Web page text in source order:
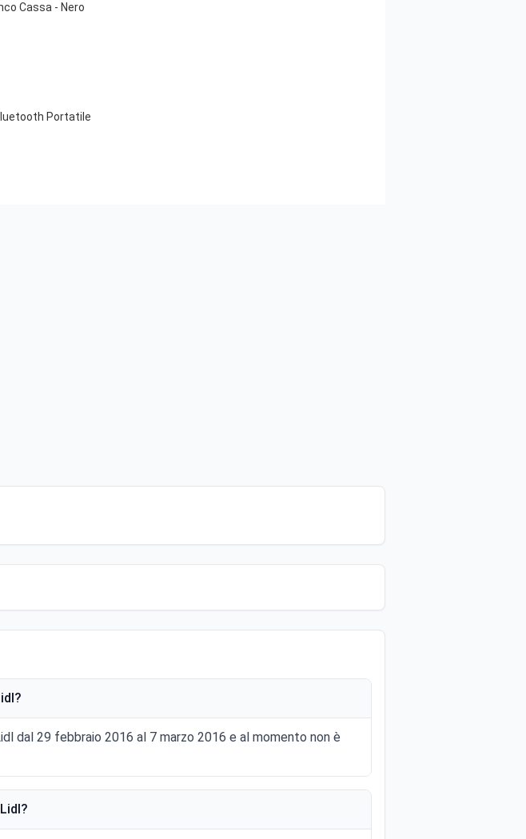
Cassa - Nero
Portatile
dal 29 febbraio 2016 al 7 marzo 2016 e al momento non è